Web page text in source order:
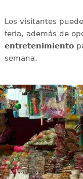
Los visitantes
feria, además de
entretenimiento
semana.